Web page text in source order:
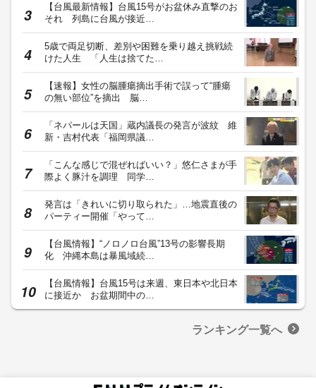
【台風最新情報】台風15号がお盆休み直撃のお
それ 列島に台風が接近…
5歳で両足切断、差別や困難を乗り越え挑戦続
けた人生 「人生は捨てた…
【速報】女性の脳腫瘍摘出手術で誤って“腫瘍
の無い部位”を摘出 脳…
「ネパールは天国」蔵内議長の発言が波紋 維
新・吉村代表「福岡県議…
「こんな感じで混ぜればいい？」悠仁さまが手
際よく豚汁を調理 同学…
発言は「きれいに切り取られた」…地震直後の
パーティー開催「やって…
【台風情報】“ノロノロ台風”13号の影響長期
化 沖縄本島は暴風域続…
【台風情報】台風15号は来週、東日本や北日本
に接近か お盆期間中の…
ランキング一覧へ